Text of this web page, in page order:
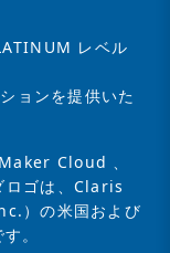
レベル
ョンを提供いた
Cloud 、
ロゴは、Claris
）の米国および
。